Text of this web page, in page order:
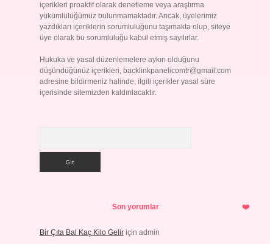
içerikleri proaktif olarak denetleme veya araştırma
yükümlülüğümüz bulunmamaktadır. Ancak, üyelerimiz
yazdıkları içeriklerin sorumluluğunu taşımakta olup, siteye
üye olarak bu sorumluluğu kabul etmiş sayılırlar.
Hukuka ve yasal düzenlemelere aykırı olduğunu
düşündüğünüz içerikleri, backlinkpanelicomtr@gmail.com
adresine bildirmeniz halinde, ilgili içerikler yasal süre
içerisinde sitemizden kaldırılacaktır.
Son yorumlar
Bir Çıta Bal Kaç Kilo Geliriçin admin